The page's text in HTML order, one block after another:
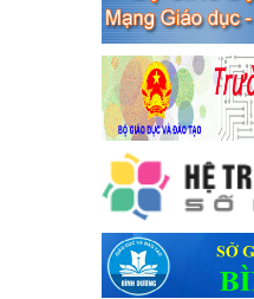
Ngày ban hành: 04/03/2024
Kế hoạch Tổ chức Hội trại
Cát Lần thứ VIII, năm học
Kế hoạch Tổ chức Hội trại
Lần thứ VIII, năm học 2023-
Ngày ban hành: 28/12/2023
Phối hợp rà soát nhu cầu
Phối hợp rà soát nhu cầu
Ngày ban hành: 22/11/2023